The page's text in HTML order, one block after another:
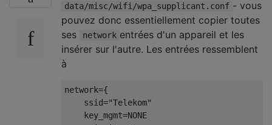
data/misc/wifi/wpa_supplicant.conf - vous
pouvez donc essentiellement copier toutes
ses
network entrées d'un appareil et les
insérer sur l'autre. Les entrées ressemblent
à
network={
    ssid="Telekom"
    key_mgmt=NONE